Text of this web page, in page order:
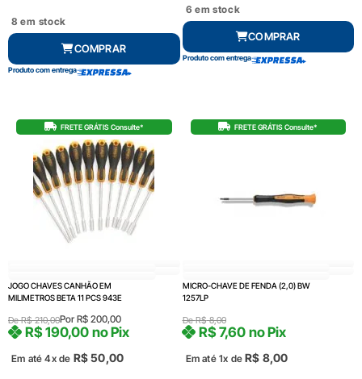
8 em stock
COMPRAR
Produto com entrega
6 em stock
COMPRAR
Produto com entrega
FRETE GRÁTIS Consulte*
JOGO CHAVES CANHÃO EM
MILIMETROS BETA 11 PCS 943E
DeR$210,00Por R$ 200,00
Em até 4x de R$50,00
R$190,00 no Pix
FRETE GRÁTIS Consulte*
MICRO-CHAVE DE FENDA (2,0) BW
1257LP
DeR$8,00
Em até 1x de R$ 8,00
R$7,60 no Pix